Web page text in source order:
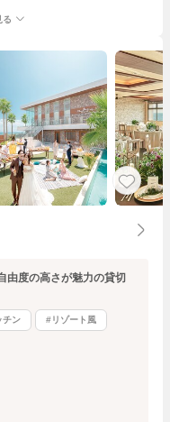
る
由度の高さが魅力の貸切
チン #リゾート風